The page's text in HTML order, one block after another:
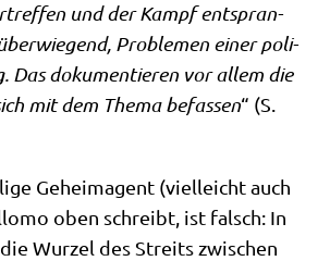
und der Kampf ent­spran­
Pro­ble­men einer poli­
Das doku­men­tie­ren vor allem die
mit dem The­ma befas­sen“ (S.
Geheim­agent (viel­leicht auch
oben schreibt, ist falsch: In
Wur­zel des Streits zwi­schen